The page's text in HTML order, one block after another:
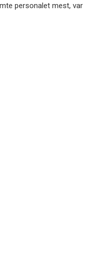
personalet mest, var